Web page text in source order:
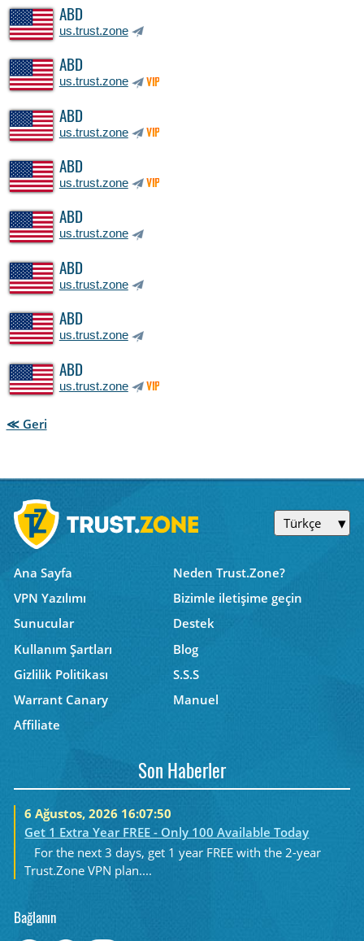
ABD
us.trust.zone
ABD
us.trust.zone VIP
ABD
us.trust.zone VIP
ABD
us.trust.zone VIP
ABD
us.trust.zone
ABD
us.trust.zone
ABD
us.trust.zone
ABD
us.trust.zone VIP
≪ Geri
Türkçe
Ana Sayfa
Neden Trust.Zone?
VPN Yazılımı
Bizimle iletişime geçin
Sunucular
Destek
Kullanım Şartları
Blog
Gizlilik Politikası
S.S.S
Warrant Canary
Manuel
Affiliate
Son Haberler
6 Ağustos, 2026 16:07:50
Get 1 Extra Year FREE - Only 100 Available Today
For the next 3 days, get 1 year FREE with the 2-year
Trust.Zone VPN plan....
Bağlanın